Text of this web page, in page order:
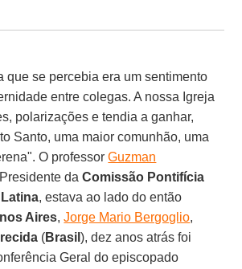
que se percebia era um sentimento
entre colegas. A nossa Igreja
polarizações e tendia a ganhar,
Santo, uma maior comunhão, uma
O professorGuzman
daComissão Pontifícia
, estava ao lado do então
Aires,Jorge Mario Bergoglio,
(Brasil), dez anos atrás foi
Geral do episcopado